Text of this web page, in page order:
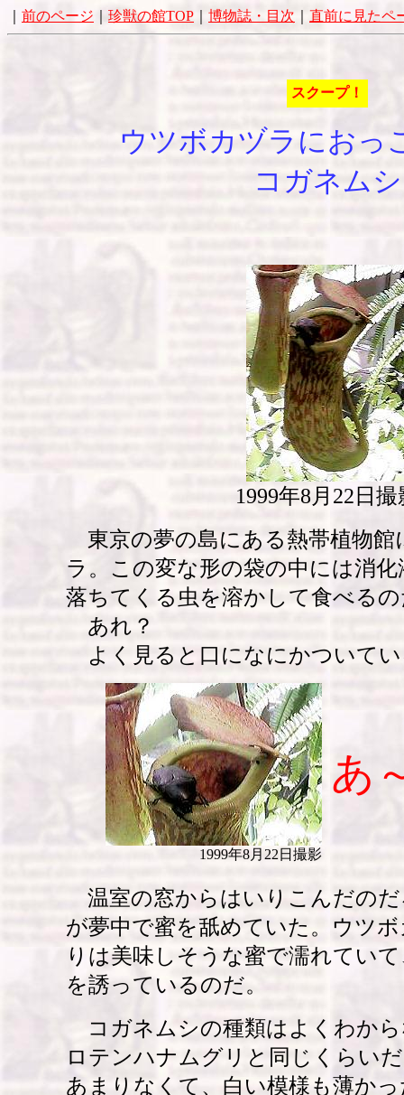
前のページ 珍獣の館TOP 博物誌・目次 直前に見たペ
スクープ！
ウツボカヅラにおっ
コガネムシ
1999年8月22日撮
東京の夢の島にある熱帯植物館
ラ。この変な形の袋の中には消
落ちてくる虫を溶かして食べる
あれ？
よく見ると口になにかついて
1999年8月22日撮影
あ
温室の窓からはいりこんだの
が夢中で蜜を舐めていた。ウツ
りは美味しそうな蜜で濡れてい
を誘っているのだ。
コガネムシの種類はよくわか
ロテンハナムグリと同じくらい
あまりなくて、白い模様も薄か